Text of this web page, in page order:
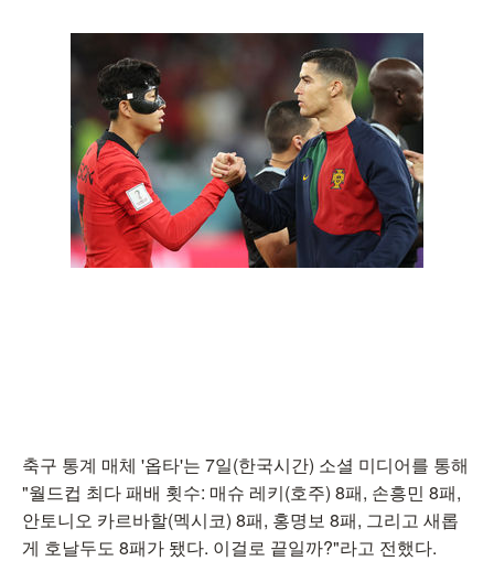
축구 통계 매체 '옵타'는 7일(한국시간) 소셜 미디어를 통해
"월드컵 최다 패배 횟수: 매슈 레키(호주) 8패, 손흥민 8패,
안토니오 카르바할(멕시코) 8패, 홍명보 8패, 그리고 새롭
게 호날두도 8패가 됐다. 이걸로 끝일까?"라고 전했다.